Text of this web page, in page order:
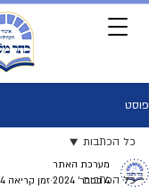
פוסט
כל הכתבות
כל הכתבות
מערכת האתר
4 בפבר׳ 2024
זמן קריאה 4 דקות